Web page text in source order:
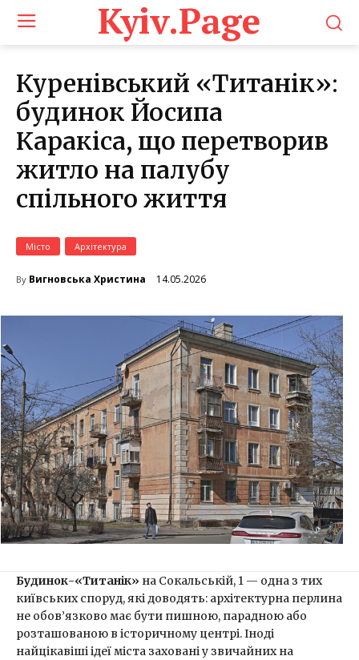
Kyiv.Page
Куренівський «Титанік»:
будинок Йосипа
Каракіса, що перетворив
житло на палубу
спільного життя
Місто Архітектура
By Вигновська Христина 14.05.2026
Будинок-«Титанік» на Сокальській, 1 — одна з тих
київських споруд, які доводять: архітектурна перлина
не обов’язково має бути пишною, парадною або
розташованою в історичному центрі. Іноді
найцікавіші ідеї міста заховані у звичайних на